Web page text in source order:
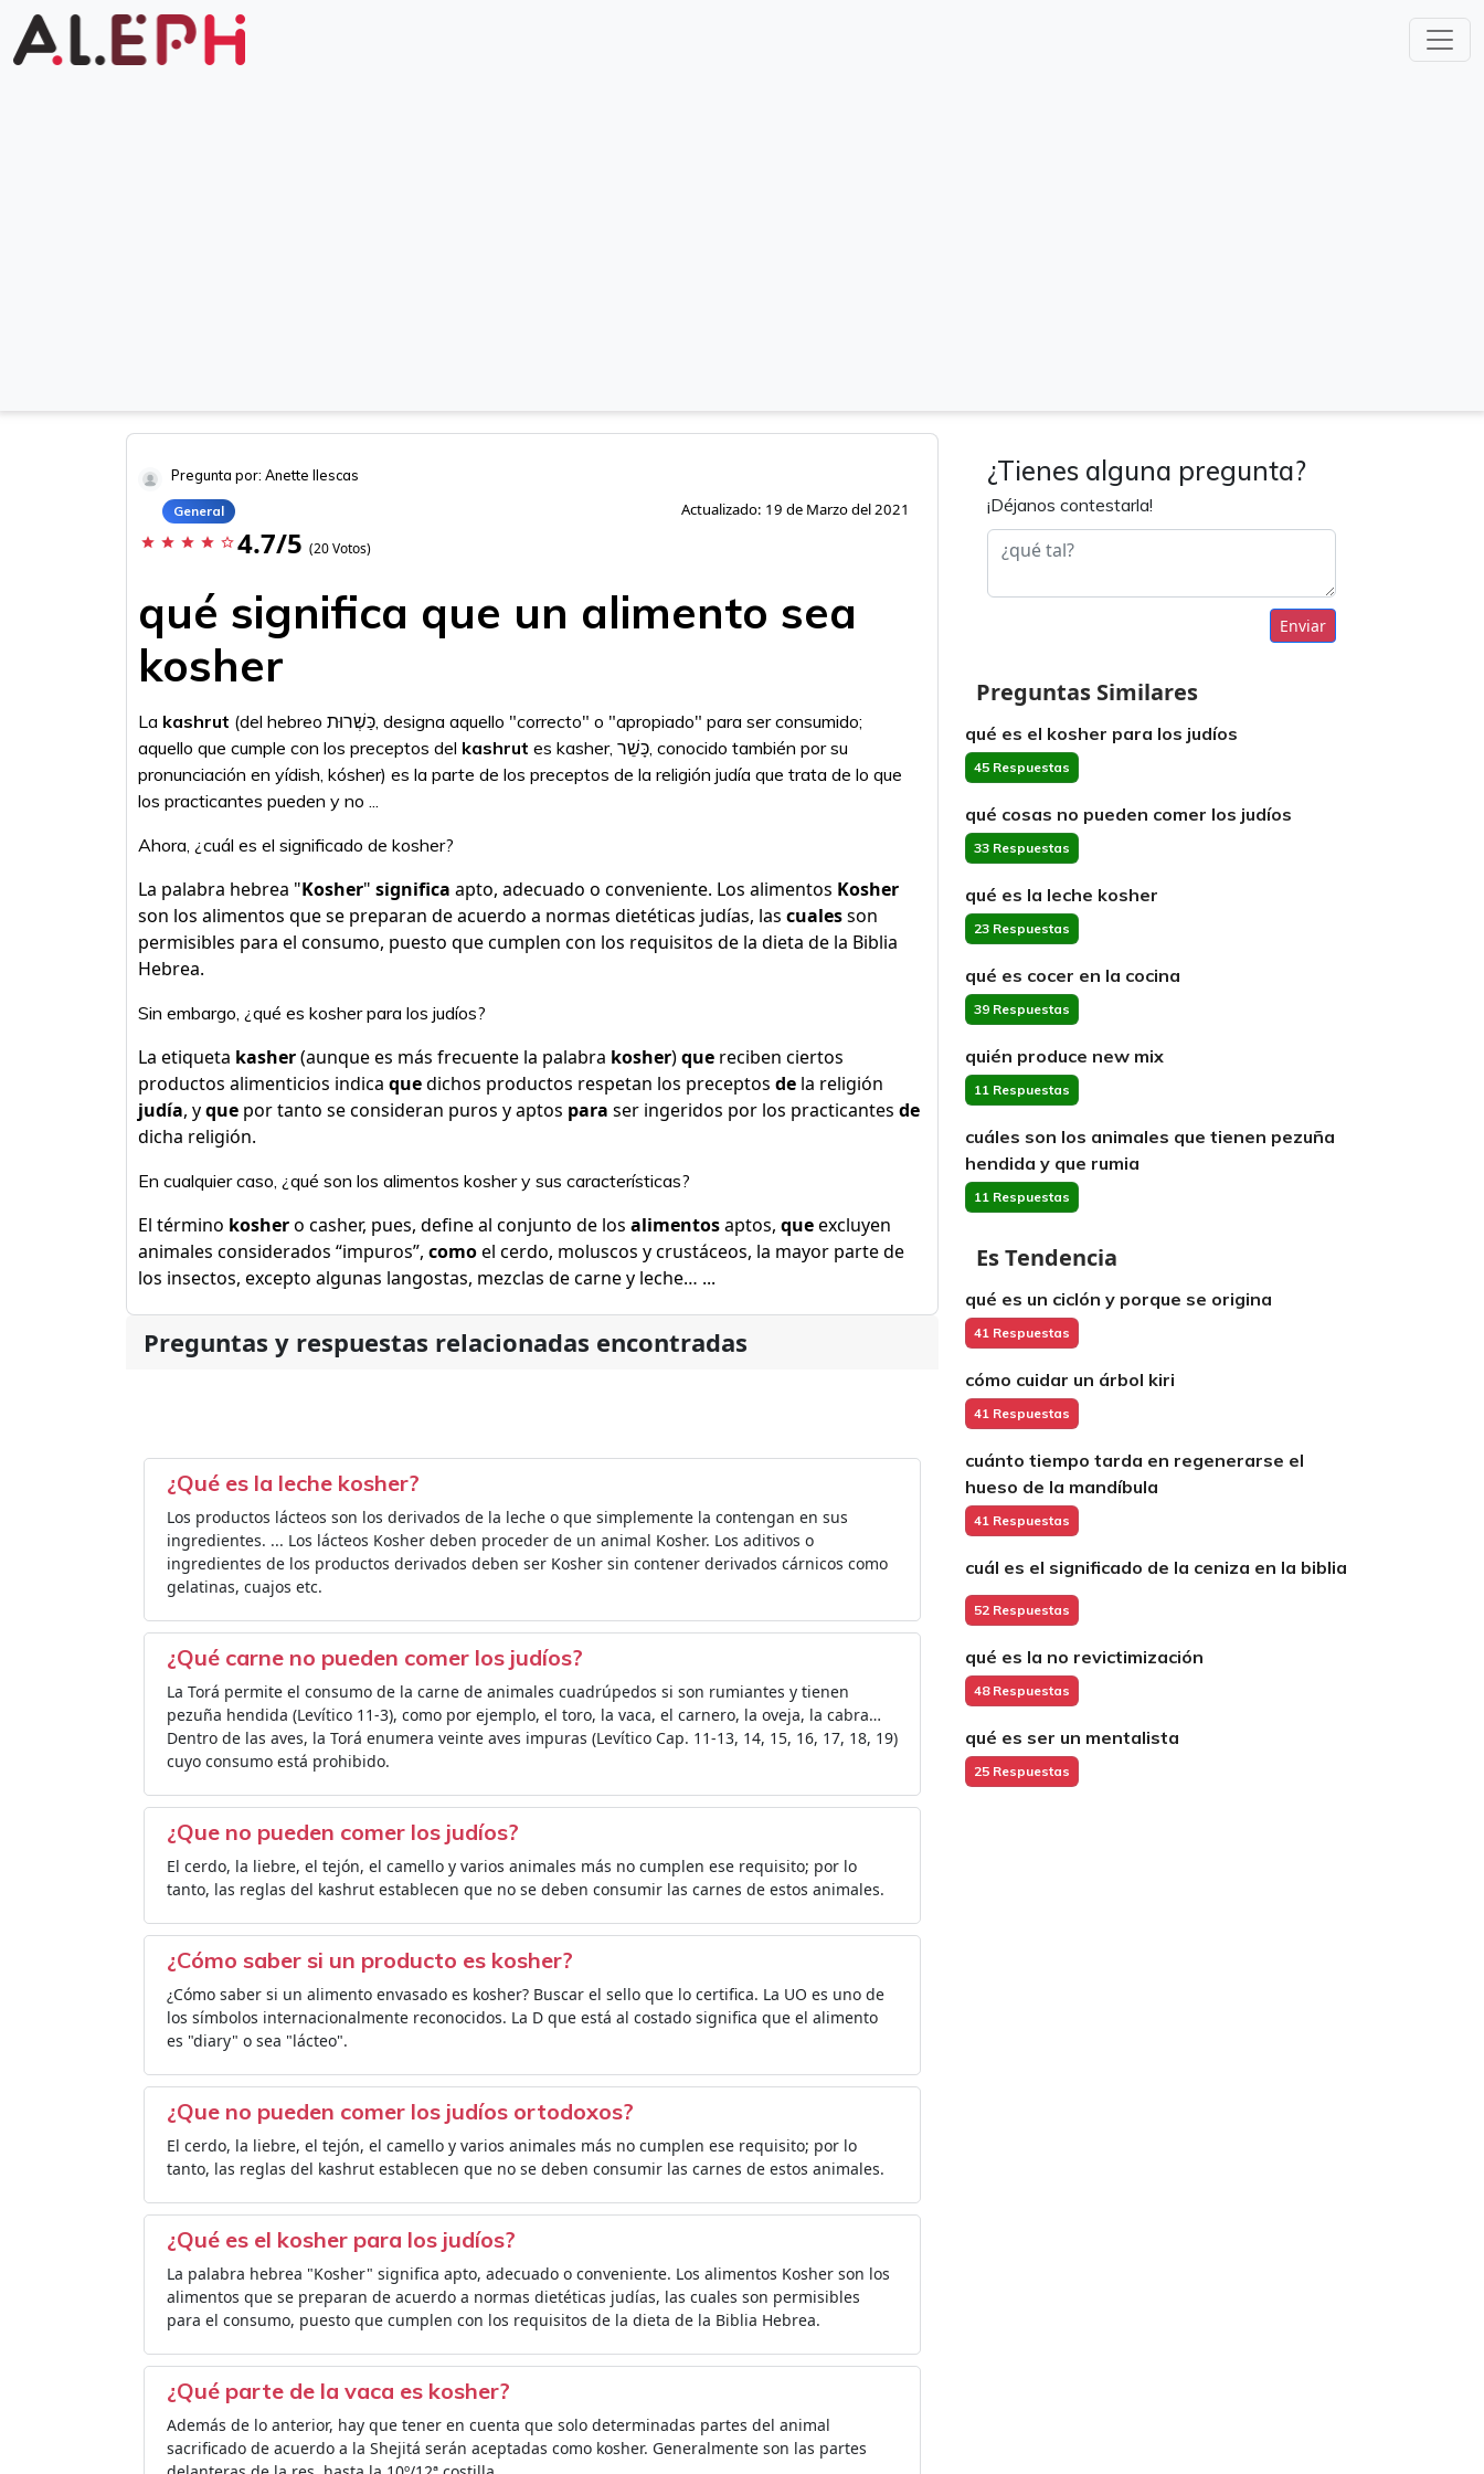
Pregunta por: Anette Ilescas
General Actualizado: 19 de Marzo del 2021
star star star star star_border 4.7/5 (20 Votos)
qué significa que un alimento sea
kosher
La kashrut (del hebreo כַּשְׁרוּת, designa aquello "correcto" o "apropiado" para ser consumido;
aquello que cumple con los preceptos del kashrut es kasher, כָּשֵׁר, conocido también por su
pronunciación en yídish, kósher) es la parte de los preceptos de la religión judía que trata de lo que
los practicantes pueden y no ...
Ahora, ¿cuál es el significado de kosher?
La palabra hebrea "Kosher" significa apto, adecuado o conveniente. Los alimentos Kosher
son los alimentos que se preparan de acuerdo a normas dietéticas judías, las cualesson
permisibles para el consumo, puesto que cumplen con los requisitos de la dieta de la Biblia
Hebrea.
Sin embargo, ¿qué es kosher para los judíos?
La etiqueta kasher(aunque es más frecuente la palabra kosher)que reciben ciertos
productos alimenticios indica quedichos productos respetan los preceptos de la religión
judía, yque por tanto se consideran puros y aptos para ser ingeridos por los practicantes de
dicha religión.
En cualquier caso, ¿qué son los alimentos kosher y sus características?
El término koshero casher, pues, define al conjunto de los alimentosaptos, queexcluyen
animales considerados “impuros”, comoel cerdo, moluscos y crustáceos, la mayor parte de
los insectos, excepto algunas langostas, mezclas de carne y leche… ...
Preguntas y respuestas relacionadas encontradas
¿Qué es la leche kosher?
Los productos lácteos son los derivados de la leche o que simplemente la contengan en sus
ingredientes. ... Los lácteos Kosher deben proceder de un animal Kosher. Los aditivos o
ingredientes de los productos derivados deben ser Kosher sin contener derivados cárnicos como
gelatinas, cuajos etc.
¿Qué carne no pueden comer los judíos?
La Torá permite el consumo de la carne de animales cuadrúpedos si son rumiantes y tienen
pezuña hendida (Levítico 11-3), como por ejemplo, el toro, la vaca, el carnero, la oveja, la cabra…
Dentro de las aves, la Torá enumera veinte aves impuras (Levítico Cap. 11-13, 14, 15, 16, 17, 18, 19)
cuyo consumo está prohibido.
¿Que no pueden comer los judíos?
El cerdo, la liebre, el tejón, el camello y varios animales más no cumplen ese requisito; por lo
tanto, las reglas del kashrut establecen que no se deben consumir las carnes de estos animales.
¿Cómo saber si un producto es kosher?
¿Cómo saber si un alimento envasado es kosher? Buscar el sello que lo certifica. La UO es uno de
los símbolos internacionalmente reconocidos. La D que está al costado significa que el alimento
es "diary" o sea "lácteo".
¿Que no pueden comer los judíos ortodoxos?
El cerdo, la liebre, el tejón, el camello y varios animales más no cumplen ese requisito; por lo
tanto, las reglas del kashrut establecen que no se deben consumir las carnes de estos animales.
¿Qué es el kosher para los judíos?
La palabra hebrea "Kosher" significa apto, adecuado o conveniente. Los alimentos Kosher son los
alimentos que se preparan de acuerdo a normas dietéticas judías, las cuales son permisibles
para el consumo, puesto que cumplen con los requisitos de la dieta de la Biblia Hebrea.
¿Qué parte de la vaca es kosher?
Además de lo anterior, hay que tener en cuenta que solo determinadas partes del animal
sacrificado de acuerdo a la Shejitá serán aceptadas como kosher. Generalmente son las partes
¿Tienes alguna pregunta?
¡Déjanos contestarla!
Enviar
Preguntas Similares
qué es el kosher para los judíos
45 Respuestas
qué cosas no pueden comer los judíos
33 Respuestas
qué es la leche kosher
23 Respuestas
qué es cocer en la cocina
39 Respuestas
quién produce new mix
11 Respuestas
cuáles son los animales que tienen pezuña
hendida y que rumia
11 Respuestas
Es Tendencia
qué es un ciclón y porque se origina
41 Respuestas
cómo cuidar un árbol kiri
41 Respuestas
cuánto tiempo tarda en regenerarse el
hueso de la mandíbula
41 Respuestas
cuál es el significado de la ceniza en la biblia
52 Respuestas
qué es la no revictimización
48 Respuestas
qué es ser un mentalista
25 Respuestas